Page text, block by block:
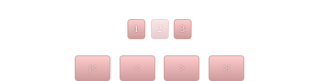
1 2 3
|< < > >|